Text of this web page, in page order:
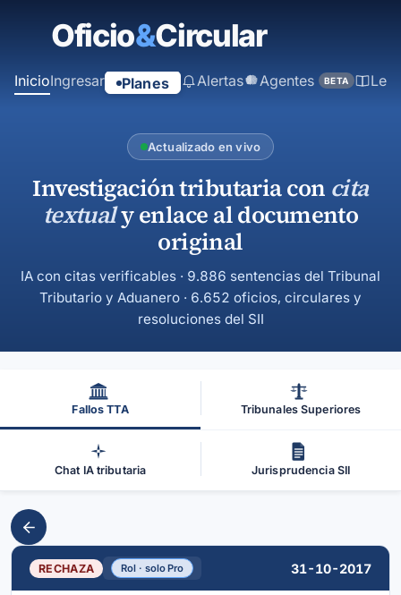
principal
InicioIngresar Planes Alertas Agentes BETA
Actualizado en vivo
Investigación tributaria con cita
textualy enlace al documento
original
IA con citas verificables · 9.886 sentencias del Tribunal
Tributario y Aduanero · 6.652 oficios, circulares y
resoluciones del SII
Fallos TTA Tribunales Superiores
Chat IA tributaria Jurisprudencia SII
RECHAZA Rol · solo Pro 31-10-2017